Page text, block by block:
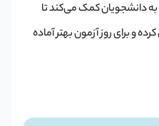
دانشجویان کمک می‌کند تا
و برای روز آزمون بهتر آماده